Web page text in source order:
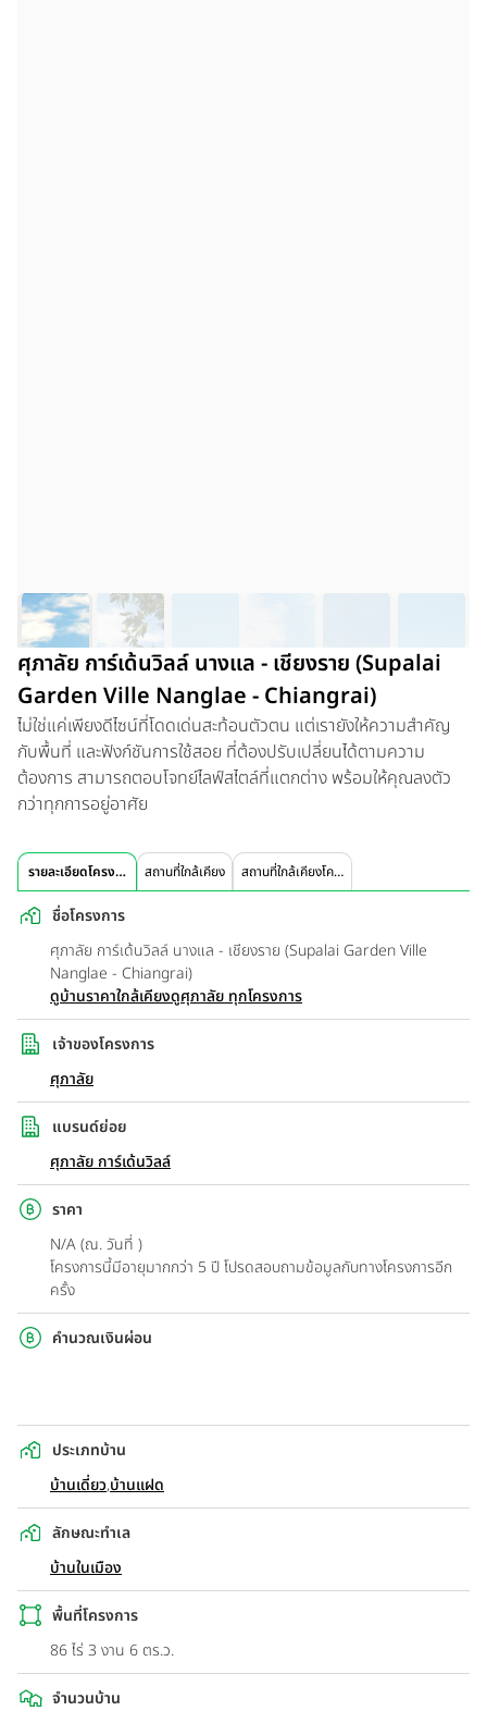
ศุภาลัย การ์เด้นวิลล์ นางแล - เชียงราย (Supalai
Garden Ville Nanglae - Chiangrai)
ไม่ใช่แค่เพียงดีไซน์ที่โดดเด่นสะท้อนตัวตน แต่เรายังให้ความสำคัญ
กับพื้นที่ และฟังก์ชันการใช้สอย ที่ต้องปรับเปลี่ยนได้ตามความ
ต้องการ สามารถตอบโจทย์ไลฟ์สไตล์ที่แตกต่าง พร้อมให้คุณลงตัว
กว่าทุกการอยู่อาศัย
รายละเอียดโครงการ สถานที่ใกล้เคียง สถานที่ใกล้เคียงโครงการ
ชื่อโครงการ
ศุภาลัย การ์เด้นวิลล์ นางแล - เชียงราย (Supalai Garden Ville
Nanglae - Chiangrai)
ดูบ้านราคาใกล้เคียงดูศุภาลัย ทุกโครงการ
เจ้าของโครงการ
ศุภาลัย
แบรนด์ย่อย
ศุภาลัย การ์เด้นวิลล์
ราคา
N/A (ณ. วันที่ )
โครงการนี้มีอายุมากกว่า 5 ปี โปรดสอบถามข้อมูลกับทางโครงการอีก
ครั้ง
คำนวณเงินผ่อน
ประเภทบ้าน
บ้านเดี่ยว,บ้านแฝด
ลักษณะทำเล
บ้านในเมือง
พื้นที่โครงการ
86 ไร่ 3 งาน 6 ตร.ว.
จำนวนบ้าน